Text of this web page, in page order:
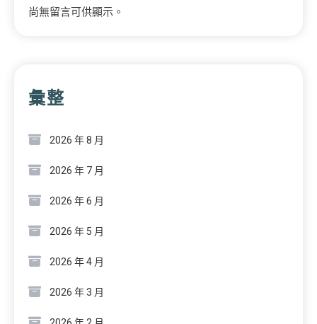
尚無留言可供顯示。
彙整
2026 年 8 月
2026 年 7 月
2026 年 6 月
2026 年 5 月
2026 年 4 月
2026 年 3 月